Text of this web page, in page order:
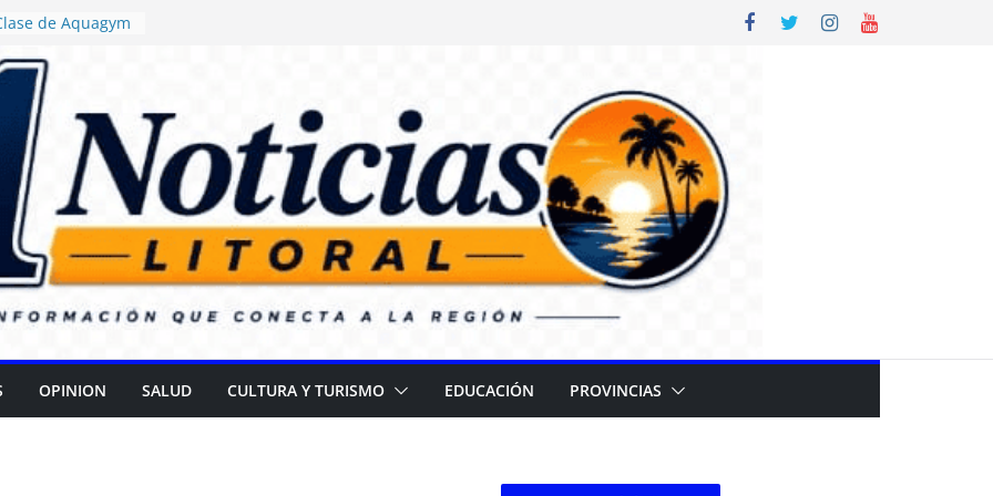
de Aquagym
ordenó
alimentos con
en escuelas
Rossi
Centro de Salud
para
Día de las
OPINION SALUD CULTURA Y TURISMO EDUCACIÓN PROVINCIAS